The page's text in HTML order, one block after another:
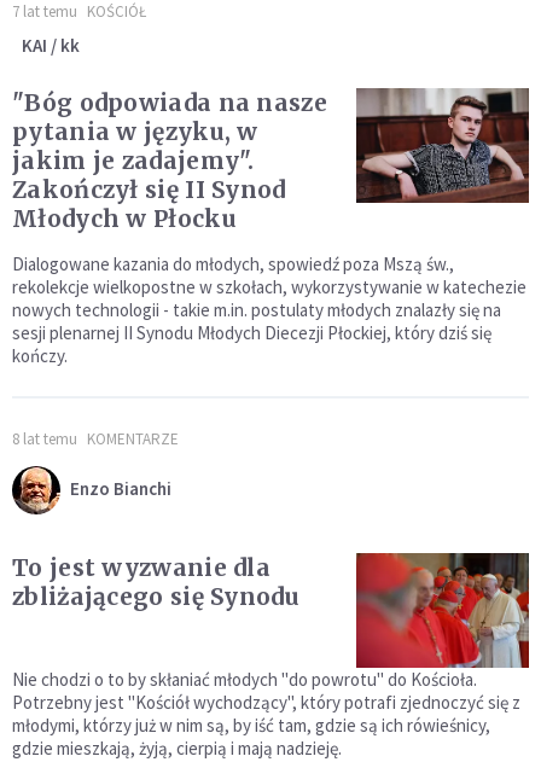
7 lat temu KOŚCIÓŁ
KAI / kk
"Bóg odpowiada na nasze
pytania w języku, w
jakim je zadajemy".
Zakończył się II Synod
Młodych w Płocku
Dialogowane kazania do młodych, spowiedź poza Mszą św.,
rekolekcje wielkopostne w szkołach, wykorzystywanie w katechezie
nowych technologii - takie m.in. postulaty młodych znalazły się na
sesji plenarnej II Synodu Młodych Diecezji Płockiej, który dziś się
kończy.
8 lat temu KOMENTARZE
Enzo Bianchi
To jest wyzwanie dla
zbliżającego się Synodu
Nie chodzi o to by skłaniać młodych "do powrotu" do Kościoła.
Potrzebny jest "Kościół wychodzący", który potrafi zjednoczyć się z
młodymi, którzy już w nim są, by iść tam, gdzie są ich rówieśnicy,
gdzie mieszkają, żyją, cierpią i mają nadzieję.